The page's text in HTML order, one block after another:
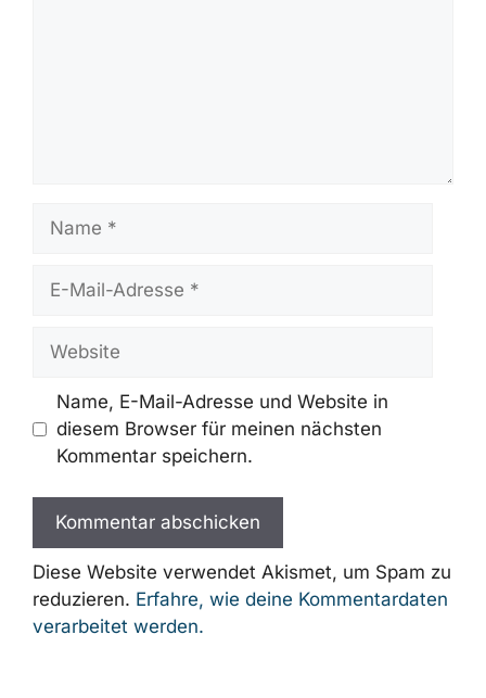
Mail-
Name, E-Mail-Adresse und Website in
diesem Browser für meinen nächsten
Kommentar speichern.
Diese Website verwendet Akismet, um Spam zu
reduzieren. Erfahre, wie deine Kommentardaten
verarbeitet werden.